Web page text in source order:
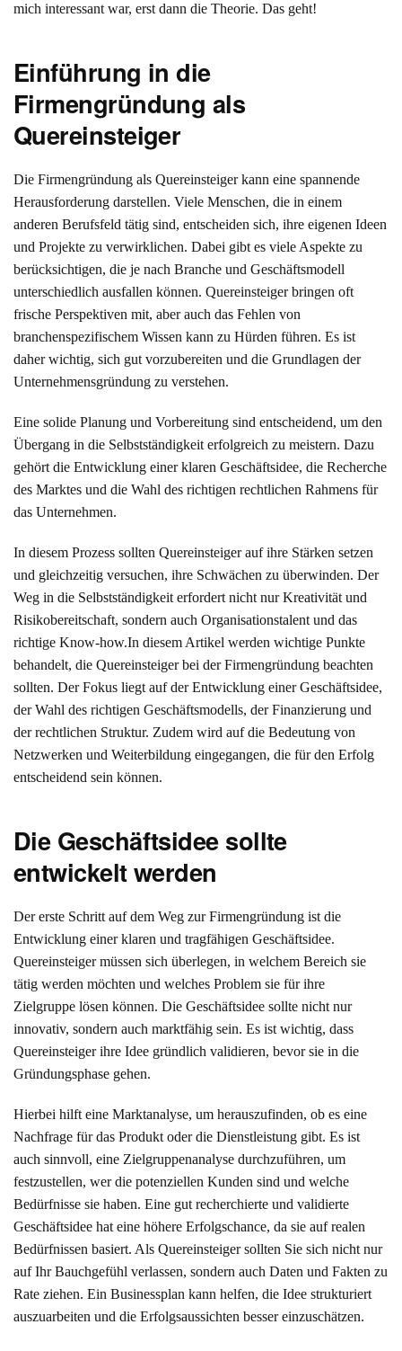
mich interessant war, erst dann die Theorie. Das geht!
Einführung in die
Firmengründung als
Quereinsteiger
Die Firmengründung als Quereinsteiger kann eine spannende
Herausforderung darstellen. Viele Menschen, die in einem
anderen Berufsfeld tätig sind, entscheiden sich, ihre eigenen Ideen
und Projekte zu verwirklichen. Dabei gibt es viele Aspekte zu
berücksichtigen, die je nach Branche und Geschäftsmodell
unterschiedlich ausfallen können. Quereinsteiger bringen oft
frische Perspektiven mit, aber auch das Fehlen von
branchenspezifischem Wissen kann zu Hürden führen. Es ist
daher wichtig, sich gut vorzubereiten und die Grundlagen der
Unternehmensgründung zu verstehen.
Eine solide Planung und Vorbereitung sind entscheidend, um den
Übergang in die Selbstständigkeit erfolgreich zu meistern. Dazu
gehört die Entwicklung einer klaren Geschäftsidee, die Recherche
des Marktes und die Wahl des richtigen rechtlichen Rahmens für
das Unternehmen.
In diesem Prozess sollten Quereinsteiger auf ihre Stärken setzen
und gleichzeitig versuchen, ihre Schwächen zu überwinden. Der
Weg in die Selbstständigkeit erfordert nicht nur Kreativität und
Risikobereitschaft, sondern auch Organisationstalent und das
richtige Know-how.In diesem Artikel werden wichtige Punkte
behandelt, die Quereinsteiger bei der Firmengründung beachten
sollten. Der Fokus liegt auf der Entwicklung einer Geschäftsidee,
der Wahl des richtigen Geschäftsmodells, der Finanzierung und
der rechtlichen Struktur. Zudem wird auf die Bedeutung von
Netzwerken und Weiterbildung eingegangen, die für den Erfolg
entscheidend sein können.
Die Geschäftsidee sollte
entwickelt werden
Der erste Schritt auf dem Weg zur Firmengründung ist die
Entwicklung einer klaren und tragfähigen Geschäftsidee.
Quereinsteiger müssen sich überlegen, in welchem Bereich sie
tätig werden möchten und welches Problem sie für ihre
Zielgruppe lösen können. Die Geschäftsidee sollte nicht nur
innovativ, sondern auch marktfähig sein. Es ist wichtig, dass
Quereinsteiger ihre Idee gründlich validieren, bevor sie in die
Gründungsphase gehen.
Hierbei hilft eine Marktanalyse, um herauszufinden, ob es eine
Nachfrage für das Produkt oder die Dienstleistung gibt. Es ist
auch sinnvoll, eine Zielgruppenanalyse durchzuführen, um
festzustellen, wer die potenziellen Kunden sind und welche
Bedürfnisse sie haben. Eine gut recherchierte und validierte
Geschäftsidee hat eine höhere Erfolgschance, da sie auf realen
Bedürfnissen basiert. Als Quereinsteiger sollten Sie sich nicht nur
auf Ihr Bauchgefühl verlassen, sondern auch Daten und Fakten zu
Rate ziehen. Ein Businessplan kann helfen, die Idee strukturiert
auszuarbeiten und die Erfolgsaussichten besser einzuschätzen.